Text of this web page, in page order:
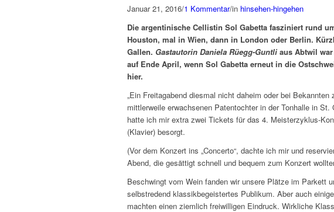
Januar 21, 2016/1 Kommentar/in hinsehen-hingehen
Die argentinische Cellistin Sol Gabetta fasziniert rund
Houston, mal in Wien, dann in London oder Berlin.
Gallen. Gastautorin Daniela Rüegg-Guntli aus Abtwil
auf Ende April, wenn Sol Gabetta erneut in die
hier.
„Ein Freitagabend diesmal nicht daheim oder bei
mittlerweile erwachsenen Patentochter in der Tonhalle in
hatte ich mir extra zwei Tickets für das 4. Meisterzyklus-
(Klavier) besorgt.
(Vor dem Konzert ins „Concerto“, dachte ich mir und
Abend, die gesättigt schnell und bequem zum Konzert
Beschwingt vom Wein fanden wir unsere Plätze im Parkett
selbstredend klassikbegeistertes Publikum. Aber auch
machten einen ziemlich freiwilligen Eindruck. Wirkliche